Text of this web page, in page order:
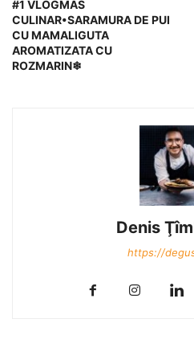
#1 VLOGMAS
CULINAR•SARAMURA DE PUI
CU MAMALIGUTA
AROMATIZATA CU
ROZMARIN❄
Denis
https://